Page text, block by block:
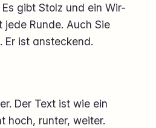
gibt Stolz und ein Wir-
jede Runde. Auch Sie
Er ist ansteckend.
Der Text ist wie ein
hoch, runter, weiter.